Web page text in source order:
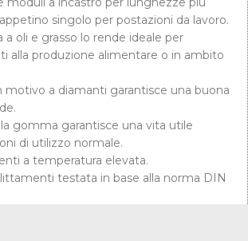
singolo per postazioni da lavoro.
a oli e grasso lo rende ideale per
alla produzione alimentare o in ambito
motivo a diamanti garantisce una buona
gomma garantisce una vita utile
di utilizzo normale.
a temperatura elevata.
testata in base alla norma DIN